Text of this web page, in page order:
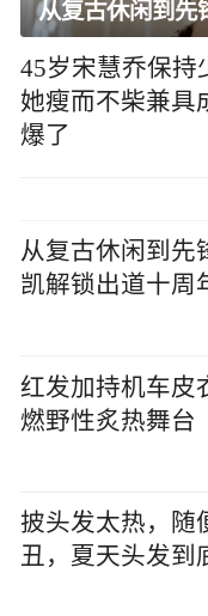
45岁宋慧乔保持
她瘦而不柴兼具
爆了
从复古休闲到先
凯解锁出道十周
红发加持机车皮
燃野性炙热舞台
披头发太热，随
丑，夏天头发到